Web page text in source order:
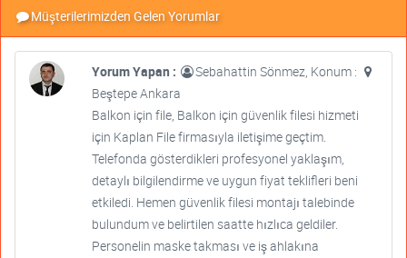
Müşterilerimizden Gelen Yorumlar
Yorum Yapan :
Sebahattin Sönmez, Konum :
Beştepe Ankara
Balkon için file, Balkon için güvenlik filesi hizmeti
için Kaplan File firmasıyla iletişime geçtim.
Telefonda gösterdikleri profesyonel yaklaşım,
detaylı bilgilendirme ve uygun fiyat teklifleri beni
etkiledi. Hemen güvenlik filesi montajı talebinde
bulundum ve belirtilen saatte hızlıca geldiler.
Personelin maske takması ve iş ahlakına